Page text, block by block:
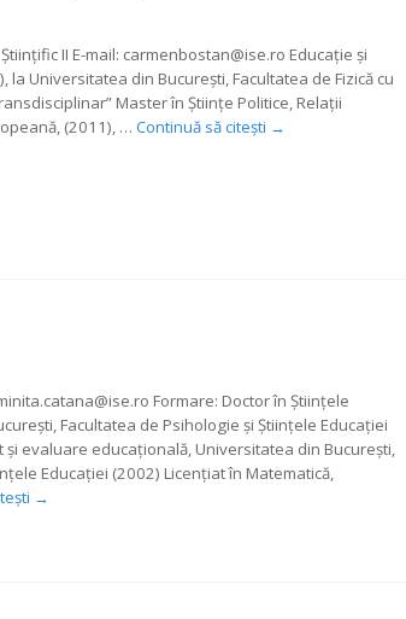
II E-mail: carmenbostan@ise.ro Educație și
la Universitatea din Bucureşti, Facultatea de Fizică cu
Master în Ştiinţe Politice, Relaţii
(2011), … Continuă să citești →
Formare: Doctor în Ştiinţele
Facultatea de Psihologie şi Ştiinţele Educaţiei
evaluare educaţională, Universitatea din Bucureşti,
Educaţiei (2002) Licențiat în Matematică,
→